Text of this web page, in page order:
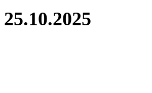
25.10.2025